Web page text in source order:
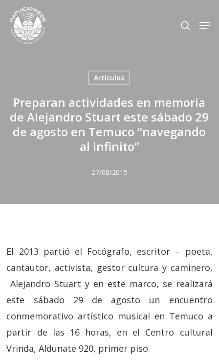
main
search
Artículos
Preparan actividades en memoria
de Alejandro Stuart este sábado 29
de agosto en Temuco “navegando
al infinito”
27/08/2015
El 2013 partió el Fotógrafo, escritor – poeta,
cantautor, activista, gestor cultura y caminero,
Alejandro Stuart y en este marco, se realizará
este sábado 29 de agosto un encuentro
conmemorativo artístico musical en Temuco a
partir de las 16 horas, en el Centro cultural
Vrinda, Aldunate 920, primer piso.
Close